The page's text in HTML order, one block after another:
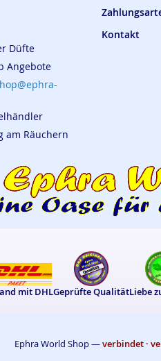
Kontakt
Düfte
Angebote
am Räuchern
mit DHLGeprüfte QualitätLiebe
Ephra World Shop —verbindet ·